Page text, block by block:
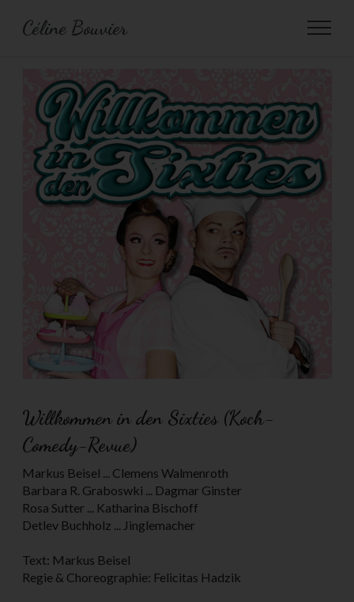
Céline Bouvier
Willkommen in den Sixties (Koch-
Comedy-Revue)
Markus Beisel ... Clemens Walmenroth
Barbara R. Graboswki ... Dagmar Ginster
Rosa Sutter ... Katharina Bischoff
Detlev Buchholz ... Jinglemacher
Text: Markus Beisel
Regie & Choreographie: Felicitas Hadzik